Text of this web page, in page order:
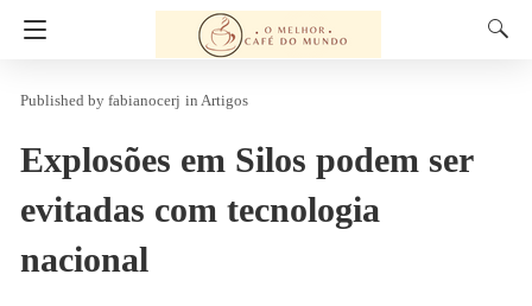
fabianocerj in Artigos
Explosões em Silos podem ser
evitadas com tecnologia
nacional